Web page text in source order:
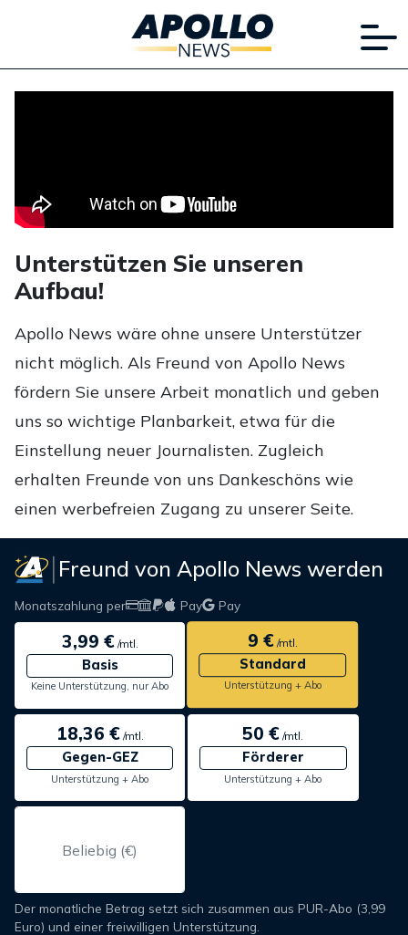
Unterstützen Sie unseren
Aufbau!
Apollo News wäre ohne unsere Unterstützer
nicht möglich. Als Freund von Apollo News
fördern Sie unsere Arbeit monatlich und geben
uns so wichtige Planbarkeit, etwa für die
Einstellung neuer Journalisten. Zugleich
erhalten Freunde von uns Dankeschöns wie
einen werbefreien Zugang zu unserer Seite.
Freund von Apollo News werden
Monatszahlung per Pay Pay
3,99 €/mtl.
Basis
Keine Unterstützung, nur Abo
9 €/mtl.
Standard
Unterstützung + Abo
18,36 €/mtl.
Gegen-GEZ
Unterstützung + Abo
50 € /mtl.
Förderer
Unterstützung + Abo
Der monatliche Betrag setzt sich zusammen aus PUR-Abo (3,99
Euro) und einer freiwilligen Unterstützung.